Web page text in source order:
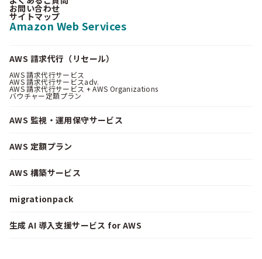
お問い合わせ
サイトマップ
Amazon Web Services
AWS 請求代行（リセール）
AWS 請求代行サービス
AWS 請求代行サービスadv.
AWS 請求代行サービス + AWS Organizations
バウチャー定額プラン
AWS 監視・運用保守サービス
AWS 定額プラン
AWS 構築サービス
migrationpack
生成 AI 導入支援サービス for AWS